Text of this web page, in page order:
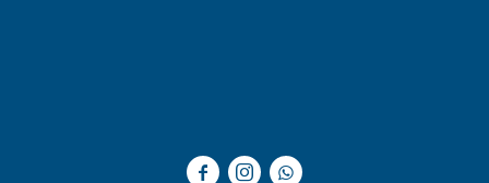
  